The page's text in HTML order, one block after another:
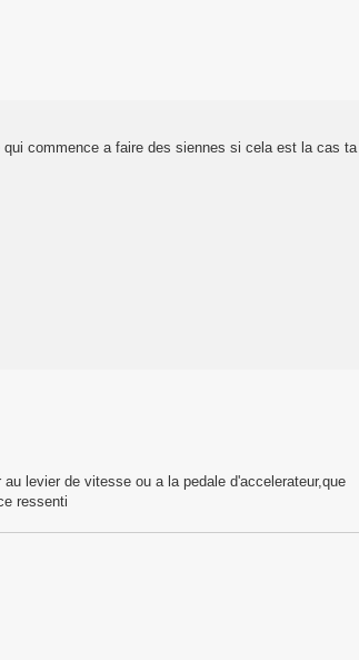
commence a faire des siennes si cela est la cas ta
levier de vitesse ou a la pedale d'accelerateur,que
ressenti